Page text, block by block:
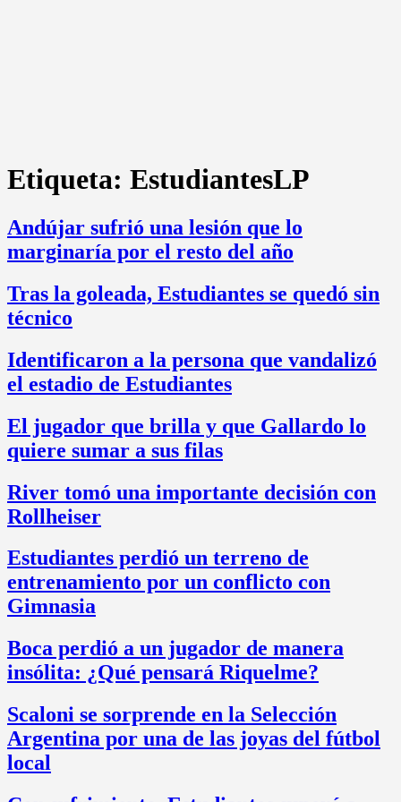
Etiqueta: EstudiantesLP
Andújar sufrió una lesión que lo
marginaría por el resto del año
Tras la goleada, Estudiantes se quedó sin
técnico
Identificaron a la persona que vandalizó
el estadio de Estudiantes
El jugador que brilla y que Gallardo lo
quiere sumar a sus filas
River tomó una importante decisión con
Rollheiser
Estudiantes perdió un terreno de
entrenamiento por un conflicto con
Gimnasia
Boca perdió a un jugador de manera
insólita: ¿Qué pensará Riquelme?
Scaloni se sorprende en la Selección
Argentina por una de las joyas del fútbol
local